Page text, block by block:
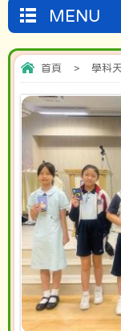
MENU
首頁 > 學科